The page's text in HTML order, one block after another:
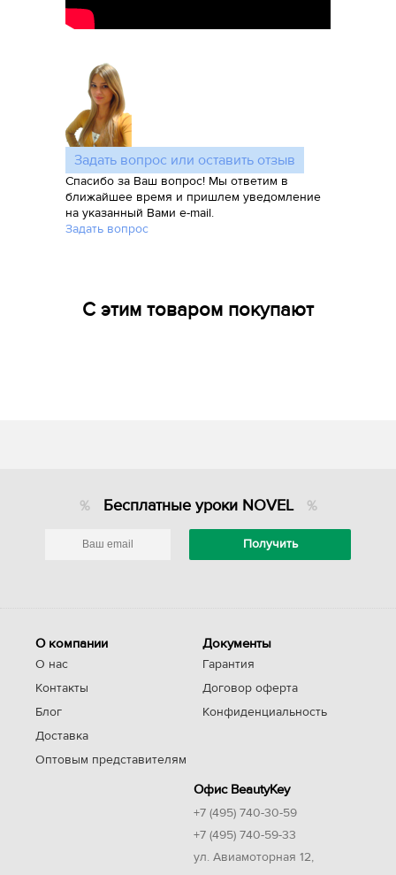
Задать вопрос или оставить отзыв
Спасибо за Ваш вопрос! Мы ответим в
ближайшее время и пришлем уведомление
на указанный Вами e-mail.
Задать вопрос
С этим товаром покупают
Бесплатные уроки NOVEL
О компании
О нас
Контакты
Блог
Доставка
Оптовым представителям
Документы
Гарантия
Договор оферта
Конфиденциальность
Офис BeautyKey
+7 (495) 740-30-59
+7 (495) 740-59-33
ул. Авиамоторная 12,